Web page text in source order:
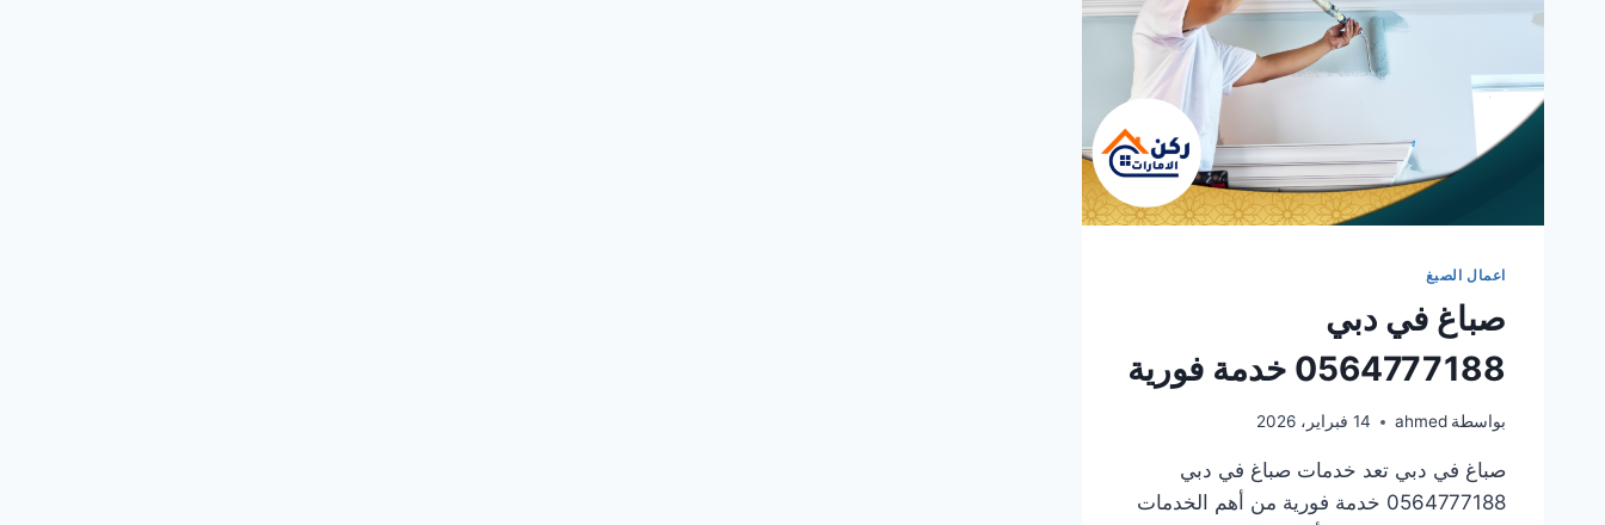
اعمال الصبغ
صباغ في دبي
0564777188 خدمة فورية
بواسطة ahmed 14 فبراير، 2026
صباغ في دبي تعد خدمات صباغ في دبي
0564777188 خدمة فورية من أهم الخدمات